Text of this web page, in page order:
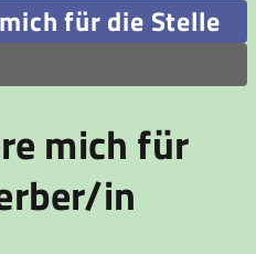
für die Stelle
mich für
in